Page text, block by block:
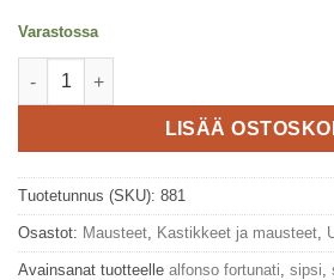
Varastossa
Tryffelisuola 50g, Tartufi Alfonso
LISÄÄ
Tuotetunnus (SKU): 881
Osastot: Mausteet Kastikkeet ja mausteet
Avainsanat tuotteelle alfonso fortunati sipsi